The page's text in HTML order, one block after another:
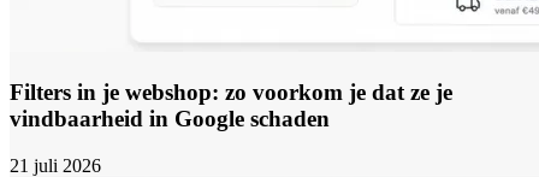
Filters in je webshop: zo voorkom je dat ze je
vindbaarheid in Google schaden
21 juli 2026